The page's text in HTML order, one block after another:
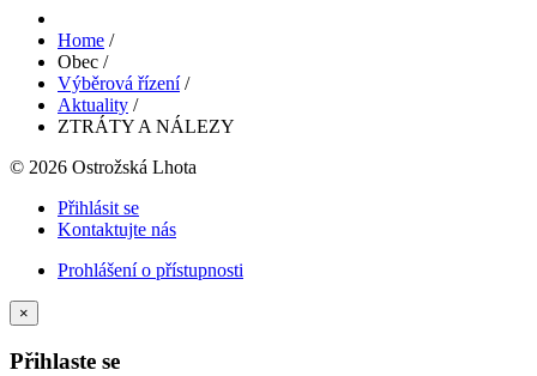
Home /
Obec /
Výběrová řízení /
Aktuality /
ZTRÁTY A NÁLEZY
© 2026 Ostrožská Lhota
Přihlásit se
Kontaktujte nás
Prohlášení o přístupnosti
×
Přihlaste se